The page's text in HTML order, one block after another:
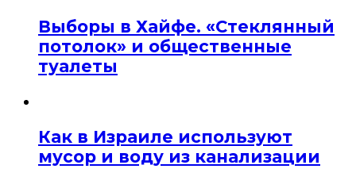
Выборы в Хайфе. «Стеклянный
потолок» и общественные
туалеты
Как в Израиле используют
мусор и воду из канализации